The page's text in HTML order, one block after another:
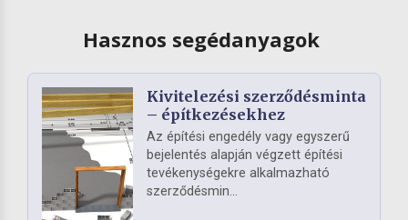
Hasznos segédanyagok
Kivitelezési szerződésminta
– építkezésekhez
Az építési engedély vagy egyszerű
bejelentés alapján végzett építési
tevékenységekre alkalmazható
szerződésmin...